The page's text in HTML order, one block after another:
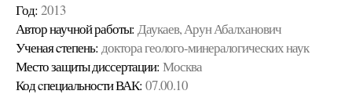
Год: 2013
Автор научной работы: Даукаев, Арун Абалханович
Ученая cтепень: доктора геолого-минералогических наук
Место защиты диссертации: Москва
Код cпециальности ВАК: 07.00.10